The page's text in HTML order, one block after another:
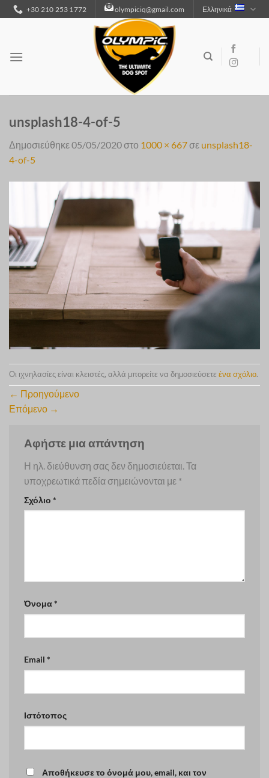
Μετάβαση
στο
+30 210 253 1772 olympiciq@gmail.com Ελληνικά
unsplash18-4-of-5
Δημοσιεύθηκε05/05/2020στο 1000 × 667σε unsplash18-
4-of-5
Οι ιχνηλασίες είναι κλειστές, αλλά μπορείτε να δημοσιεύσετε ένα σχόλιο.
← Προηγούμενο
Επόμενο →
Αφήστε μια απάντηση
Η ηλ. διεύθυνση σας δεν δημοσιεύεται. Τα
υποχρεωτικά πεδία σημειώνονται με *
Σχόλιο *
Όνομα*
Email *
Ιστότοπος
Αποθήκευσε το όνομά μου, email, και τον